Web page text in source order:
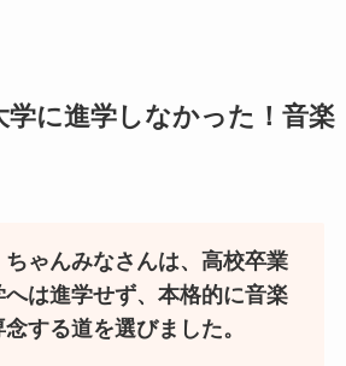
に進学しなかった！音楽
ちゃんみなさんは、高校卒業
へは進学せず、本格的に音楽
する道を選びました。